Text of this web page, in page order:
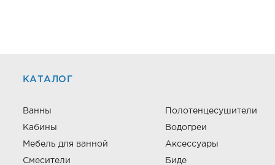
КАТАЛОГ
Ванны
Кабины
Мебель для ванной
Смесители
Полотенцесушители
Водогреи
Аксессуары
Биде